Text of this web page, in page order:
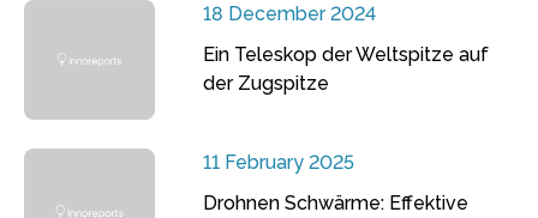
18 December 2024
Ein Teleskop der Weltspitze auf
der Zugspitze
11 February 2025
Drohnen Schwärme: Effektive